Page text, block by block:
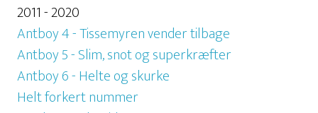
2011 - 2020
Antboy 4 - Tissemyren vender tilbage
Antboy 5 - Slim, snot og superkræfter
Antboy 6 - Helte og skurke
Helt forkert nummer